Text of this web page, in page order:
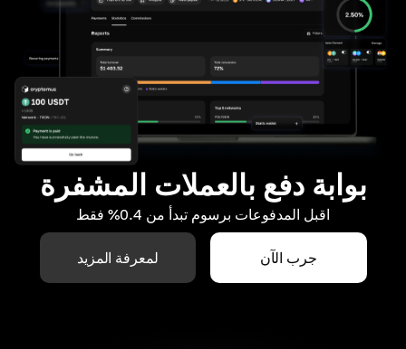
بوابة دفع بالعملات المشفرة
اقبل المدفوعات برسوم تبدأ من 0.4% فقط
جرب الآن لمعرفة المزيد